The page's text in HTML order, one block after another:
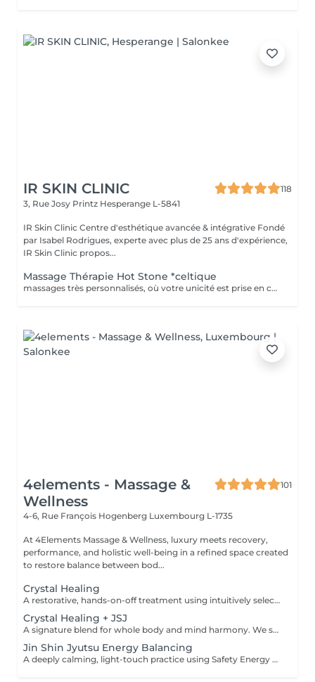
IR SKIN CLINIC
118
3, Rue Josy Printz Hesperange L-5841
IR Skin Clinic Centre d'esthétique avancée & intégrative Fondé
par Isabel Rodrigues, experte avec plus de 25 ans d'expérience,
IR Skin Clinic propos...
Massage Thérapie Hot Stone *celtique
massages très personnalisés, où votre unicité est prise en compte dans le (physique, mentale, émotionnelle et spirituelle), Véritable soin holistique, grâce à l'alliance de protocoles de massages bien être et de chamanisme *celtique. Au delà de la relaxation profonde apportée c'est un voyage au cur de votre être que je vous propose, une rencontre avec votre âme. Vous n'aurez jamais deux fois le même massage car les gestes s'adaptent en permanence à vous et vos problématiques du jour (fatigue, douleur, stress, choc émotionnel...). Les huiles de massage que utilisée sont également choisies pour leur vertus thérapeutiques et leur pureté. *hot stone: massage qu'agit au niveau physique par le relâchement musculaire, le soulagement de la douleur, l'augmentation de la circulation sanguine et lymphatique, l'apaisement du système nerveux et l'exfoliation douce de la peau. Il agit aussi au niveau psychologique en diminuant le stress et en apaisant le mental. Enfin, il agit à un niveau énergétique, provoquant l'activation du flux énergétique du corps et favorisant ainsi le renouvellement de l'énergie vitale.
4elements - Massage &
Wellness
101
4-6, Rue François Hogenberg Luxembourg L-1735
At 4Elements Massage & Wellness, luxury meets recovery,
performance, and holistic well-being in a refined space created
to restore balance between bod...
Crystal Healing
A restorative, hands-on-off treatment using intuitively selected crystals placed on and around the body. - A 20 minute phone call before the session to explore your goals and tailor your plan - A personalized Crystal body layout (and intention focused grids if needed) - Chakra balancing to realign and stabilize your energy centers - Energy field cleansing (aura sweep, grounding, and sealing) - Yin-Yang harmonization for overall energetic coherence - Aftercare suggestions Ideal for: stress relief, emotional balance, mental clarity, energetic reset. For questions and additional information, please contact claudia@4elements.lu
Crystal Healing + JSJ
A signature blend for whole body and mind harmony. We set your intention, select specific crystals, and apply JSJ flows that complement your needsperfect for layered support (physical, emotional, and subtle energy). For questions and additional information, please contact claudia@4elements.lu
Jin Shin Jyutsu Energy Balancing
A deeply calming, light-touch practice using Safety Energy Locks to free energetic blockages that can affect the emotional and physical body. - A 20 minute phone call before the session to explore your goals and tailor your plan - Individualized flows for nervous system soothing, digestive ease, musculoskeletal comfort and hormonal transitions It can be integrated into a crystal session or booked as a standalone treatment. Ideal for: nervous system support, gentle pain relief support, sleep, emotional relief. For questions and additional information, please contact claudia@4elements.lu